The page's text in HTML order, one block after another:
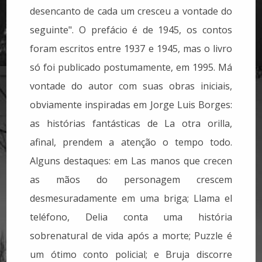
desencanto de cada um cresceu a vontade do
seguinte". O prefácio é de 1945, os contos
foram escritos entre 1937 e 1945, mas o livro
só foi publicado postumamente, em 1995. Má
vontade do autor com suas obras iniciais,
obviamente inspiradas em Jorge Luis Borges:
as histórias fantásticas de La otra orilla,
afinal, prendem a atenção o tempo todo.
Alguns destaques: em Las manos que crecen
as mãos do personagem crescem
desmesuradamente em uma briga; Llama el
teléfono, Delia conta uma história
sobrenatural de vida após a morte; Puzzle é
um ótimo conto policial; e Bruja discorre